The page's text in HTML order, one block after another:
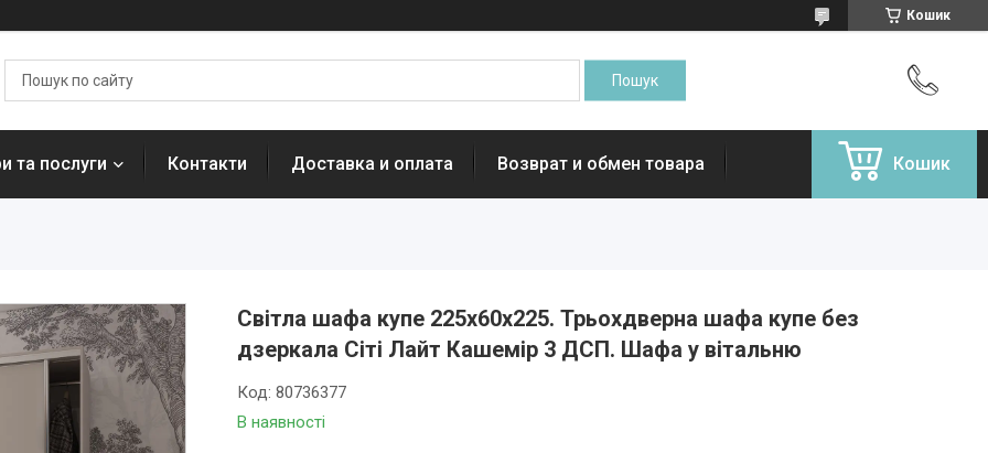
Кошик
та послуги Контакти Доставка и оплата Возврат и обмен товара Кошик
Світла шафа купе 225х60х225. Трьохдверна шафа купе без
дзеркала Сіті Лайт Кашемір 3 ДСП. Шафа у вітальню
В наявності
Код: 80736377